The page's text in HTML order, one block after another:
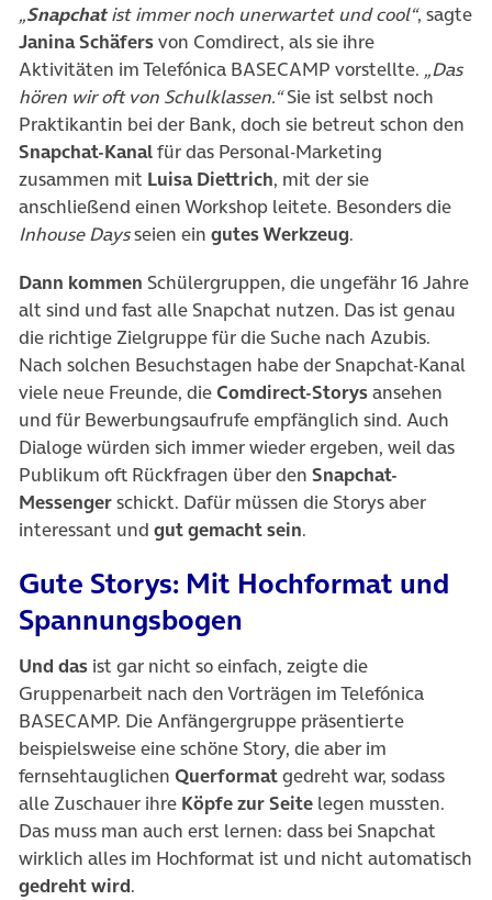
„Snapchatist immer noch unerwartet und cool“, sagte
Janina Schäfersvon Comdirect, als sie ihre
Aktivitäten im Telefónica BASECAMP vorstellte. „Das
hören wir oft von Schulklassen.“Sie ist selbst noch
Praktikantin bei der Bank, doch sie betreut schon den
Snapchat-Kanalfür das Personal-Marketing
zusammen mit Luisa Diettrich, mit der sie
anschließend einen Workshop leitete. Besonders die
Inhouse Daysseien ein gutes Werkzeug.
Dann kommen Schülergruppen, die ungefähr 16 Jahre
alt sind und fast alle Snapchat nutzen. Das ist genau
die richtige Zielgruppe für die Suche nach Azubis.
Nach solchen Besuchstagen habe der Snapchat-Kanal
viele neue Freunde, dieComdirect-Storysansehen
und für Bewerbungsaufrufe empfänglich sind. Auch
Dialoge würden sich immer wieder ergeben, weil das
Publikum oft Rückfragen über den Snapchat-
Messengerschickt. Dafür müssen die Storys aber
interessant und gut gemacht sein.
Gute Storys: Mit Hochformat und
Spannungsbogen
Und das ist gar nicht so einfach, zeigte die
Gruppenarbeit nach den Vorträgen im Telefónica
BASECAMP. Die Anfängergruppe präsentierte
beispielsweise eine schöne Story, die aber im
fernsehtauglichen Querformatgedreht war, sodass
alle Zuschauer ihre Köpfe zur Seite legen mussten.
Das muss man auch erst lernen: dass bei Snapchat
wirklich alles im Hochformat ist und nicht automatisch
gedreht wird.